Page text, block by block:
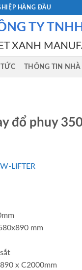
HÀNG ĐẦU
TY
XANH
THÔNG TIN NHÀ
đổ phuy
mm
x C2000mm